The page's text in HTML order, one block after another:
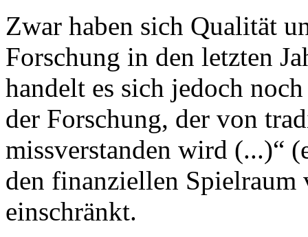
Zwar haben sich Qualität
Forschung in den letzten
handelt es sich jedoch
der Forschung, der von
missverstanden wird (...)“
den finanziellen
einschränkt.